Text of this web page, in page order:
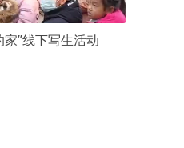
”线下写生活动